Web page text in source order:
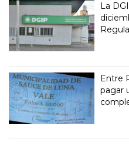
La
Entre
pagar